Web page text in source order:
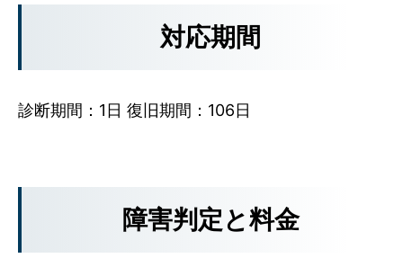
対応期間
診断期間：1日 復旧期間：106日
障害判定と料金